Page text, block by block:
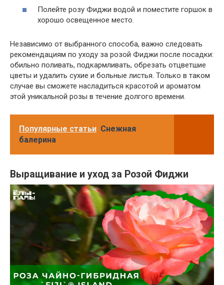
Полейте розу Фиджи водой и поместите горшок в
хорошо освещенное место.
Независимо от выбранного способа, важно следовать
рекомендациям по уходу за розой Фиджи после посадки:
обильно поливать, подкармливать, обрезать отцветшие
цветы и удалить сухие и больные листья. Только в таком
случае вы сможете насладиться красотой и ароматом
этой уникальной розы в течение долгого времени.
Популярные статьи Снежная
балерина
Выращивание и уход за Розой Фиджи